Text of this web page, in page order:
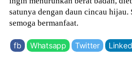
satunya dengan daun cincau hijau.
semoga bermanfaat.
fb Whatsapp Twitter